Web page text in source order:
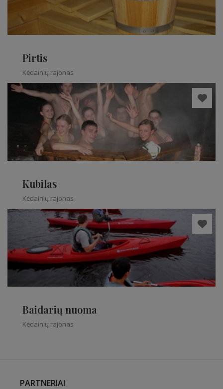
Pirtis
Kėdainių rajonas
Kubilas
Kėdainių rajonas
Baidarių nuoma
Kėdainių rajonas
PARTNERIAI